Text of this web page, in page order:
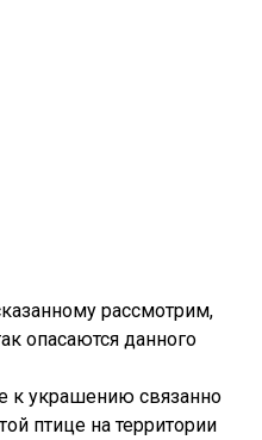
рассмотрим,
опасаются данного
к украшению связанно
птице на территории